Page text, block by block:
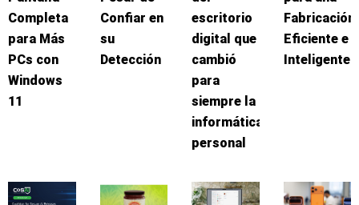
Completa
para Más
PCs con
Windows
11
Confiar en
su
Detección
escritorio
digital que
cambió
para
siempre la
informática
personal
Fabricación
Eficiente e
Inteligente